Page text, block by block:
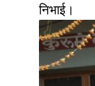
निभाई।